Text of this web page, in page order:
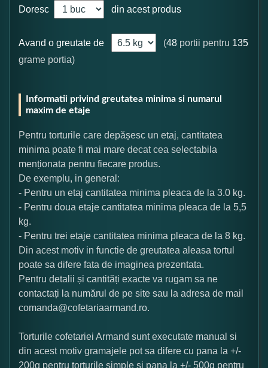
Doresc din acest produs
Avand o greutate de (48 portii pentru 135
grame portia)
Informatii privind greutatea minima si numarul
maxim de etaje
Pentru torturile care depășesc un etaj, cantitatea
minima poate fi mai mare decat cea selectabila
menționata pentru fiecare produs.
De exemplu, in general:
- Pentru un etaj cantitatea minima pleaca de la 3.0 kg.
- Pentru doua etaje cantitatea minima pleaca de la 5,5
kg.
- Pentru trei etaje cantitatea minima pleaca de la 8 kg.
Din acest motiv in functie de greutatea aleasa tortul
poate sa difere fata de imaginea prezentata.
Pentru detalii și cantități exacte va rugam sa ne
contactați la numărul de pe site sau la adresa de mail
comanda@cofetariaarmand.ro.
Torturile cofetariei Armand sunt executate manual si
din acest motiv gramajele pot sa difere cu pana la +/-
200g pentru torturile simple si pana la +/- 500g pentru